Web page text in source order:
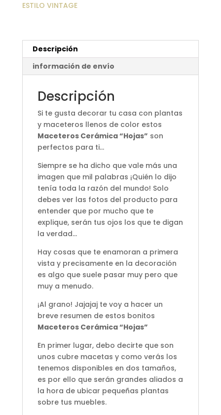
ESTILO VINTAGE
Descripción
información de envío
Descripción
Si te gusta decorar tu casa con plantas
y maceteros llenos de color estos
Maceteros Cerámica “Hojas” son
perfectos para ti…
Siempre se ha dicho que vale más una
imagen que mil palabras ¡Quién lo dijo
tenía toda la razón del mundo! Solo
debes ver las fotos del producto para
entender que por mucho que te
explique, serán tus ojos los que te digan
la verdad…
Hay cosas que te enamoran a primera
vista y precisamente en la decoración
es algo que suele pasar muy pero que
muy a menudo.
¡Al grano! Jajajaj te voy a hacer un
breve resumen de estos bonitos
Maceteros Cerámica “Hojas”
En primer lugar, debo decirte que son
unos cubre macetas y como verás los
tenemos disponibles en dos tamaños,
es por ello que serán grandes aliados a
la hora de ubicar pequeñas plantas
sobre tus muebles.